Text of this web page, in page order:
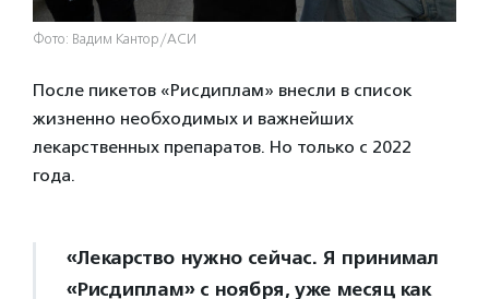
Фото: Вадим Кантор/АСИ
После пикетов «Рисдиплам» внесли в список
жизненно необходимых и важнейших
лекарственных препаратов. Но только с 2022
года.
«Лекарство нужно сейчас. Я принимал
«Рисдиплам» с ноября, уже месяц как